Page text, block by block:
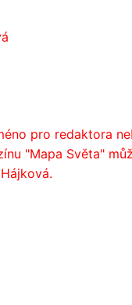
pro redaktora
"Mapa Světa"